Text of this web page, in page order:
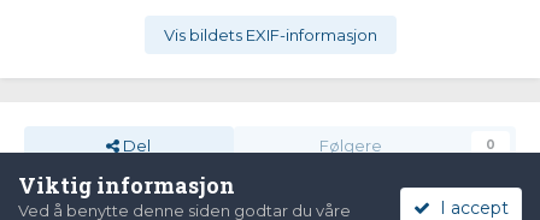
Vis bildets EXIF-informasjon
Del Følgere 0
Viktig informasjon
Ved å benytte denne siden godtar du våre I accept